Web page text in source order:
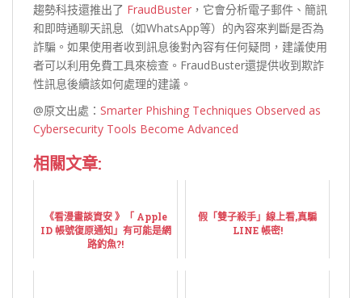
趨勢科技還推出了 FraudBuster ，它會分析電子郵件、簡訊
和即時通聊天訊息（如WhatsApp等）的內容來判斷是否為
詐騙。如果使用者收到訊息後對內容有任何疑問，建議使用
者可以利用免費工具來檢查。FraudBuster還提供收到欺詐
性訊息後續該如何處理的建議。
@原文出處： Smarter Phishing Techniques Observed as
Cybersecurity Tools Become Advanced
相關文章:
《看漫畫談資安 》「 Apple
ID 帳號復原通知」有可能是網
路釣魚?!
假「雙子殺手」線上看,真騙
LINE 帳密!